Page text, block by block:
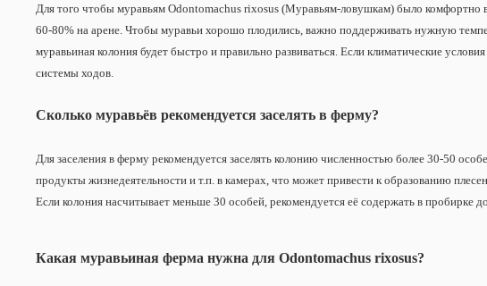
Для того чтобы муравьям Odontomachus rixosus (Муравьям-ловушкам) было
60-80% на арене. Чтобы муравьи хорошо плодились, важно поддерживать нужную
муравьиная колония будет быстро и правильно развиваться. Если климатические
системы ходов.
Сколько муравьёв рекомендуется заселять в ферму?
Для заселения в ферму рекомендуется заселять колонию численностью более 30-50
продукты жизнедеятельности и т.п. в камерах, что может привести к образованию
Если колония насчитывает меньше 30 особей, рекомендуется её содержать в пробирке
Какая муравьиная ферма нужна для Odontomachus rixosus?